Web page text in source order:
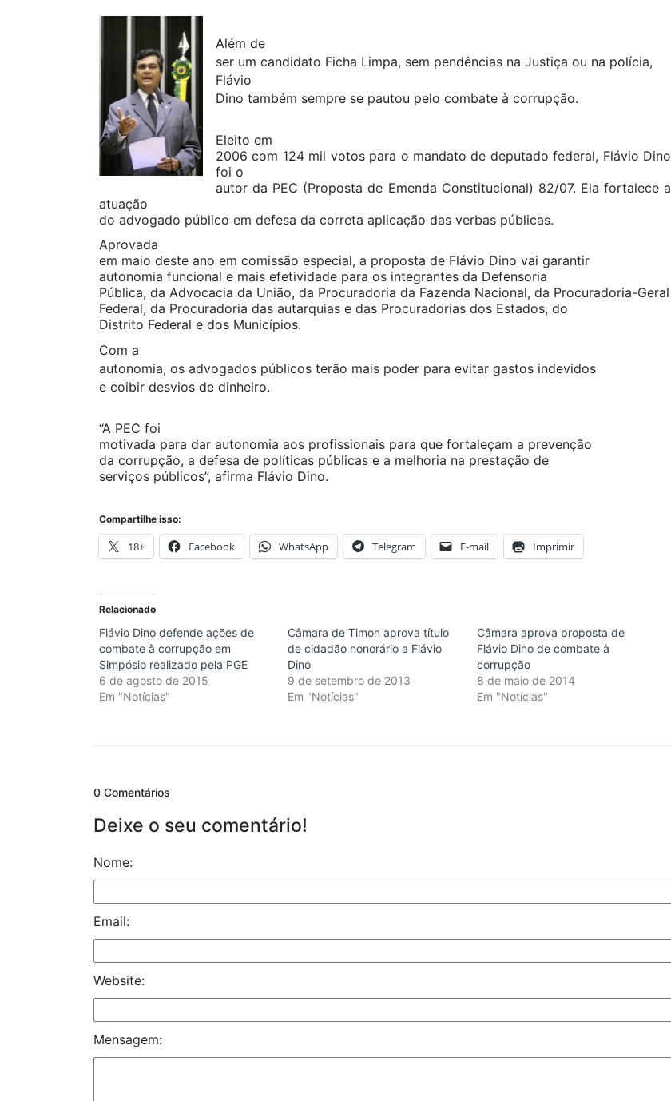
Além de
ser um candidato Ficha Limpa, sem pendências na Justiça ou na polícia,
Flávio
Dino também sempre se pautou pelo combate à corrupção.
Eleito em
2006 com 124 mil votos para o mandato de deputado federal, Flávio Dino
foi o
autor da PEC (Proposta de Emenda Constitucional) 82/07. Ela fortalece a
atuação
do advogado público em defesa da correta aplicação das verbas públicas.
Aprovada
em maio deste ano em comissão especial, a proposta de Flávio Dino vai garantir
autonomia funcional e mais efetividade para os integrantes da Defensoria
Pública, da Advocacia da União, da Procuradoria da Fazenda Nacional, da Procuradoria-Geral
Federal, da Procuradoria das autarquias e das Procuradorias dos Estados, do
Distrito Federal e dos Municípios.
Com a
autonomia, os advogados públicos terão mais poder para evitar gastos indevidos
e coibir desvios de dinheiro.
“A PEC foi
motivada para dar autonomia aos profissionais para que fortaleçam a prevenção
da corrupção, a defesa de políticas públicas e a melhoria na prestação de
serviços públicos”, afirma Flávio Dino.
Compartilhe isso:
18+ Facebook WhatsApp Telegram E-mail Imprimir
Relacionado
Flávio Dino defende ações de
combate à corrupção em
Simpósio realizado pela PGE
6 de agosto de 2015
Em "Notícias"
Câmara de Timon aprova título
de cidadão honorário a Flávio
Dino
9 de setembro de 2013
Em "Notícias"
Câmara aprova proposta de
Flávio Dino de combate à
corrupção
8 de maio de 2014
Em "Notícias"
0 Comentários
Deixe o seu comentário!
Nome:
Email:
Website:
Mensagem: